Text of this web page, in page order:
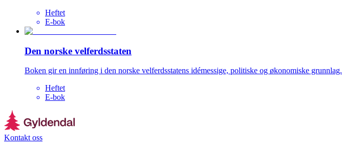
Heftet
E-bok
Den norske velferdsstaten
Boken gir en innføring i den norske velferdsstatens idémessige, politiske og økonomiske grunnlag.
Heftet
E-bok
Kontakt oss